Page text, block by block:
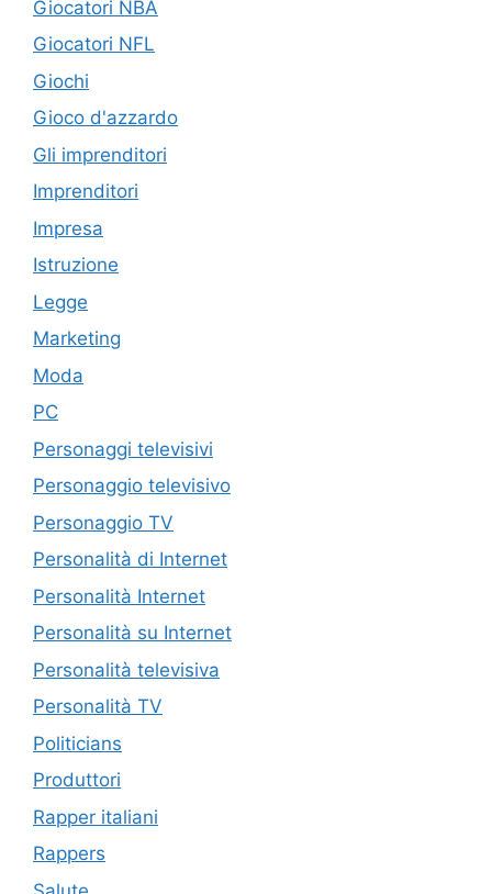
Giocatori NBA
Giocatori NFL
Giochi
Gioco d'azzardo
Gli imprenditori
Imprenditori
Impresa
Istruzione
Legge
Marketing
Moda
PC
Personaggi televisivi
Personaggio televisivo
Personaggio TV
Personalità di Internet
Personalità Internet
Personalità su Internet
Personalità televisiva
Personalità TV
Politicians
Produttori
Rapper italiani
Rappers